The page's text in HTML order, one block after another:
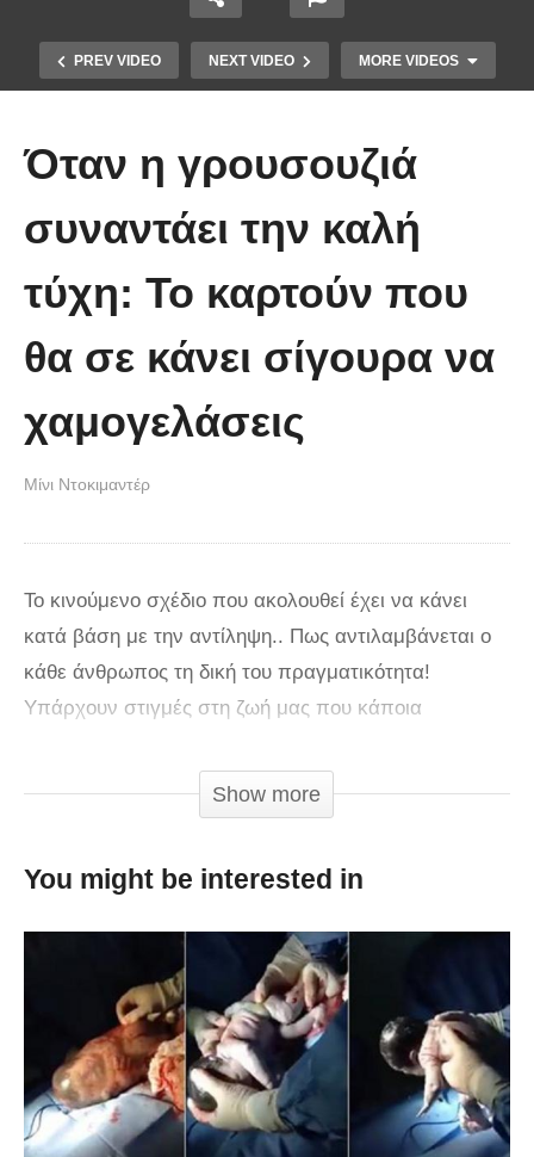
PREV VIDEO NEXT VIDEO MORE VIDEOS
Άκολη: Η ελληνική παραλία με τα
βάθος
Όταν η γρουσουζιά
συναντάει την καλή
τύχη: Το καρτούν που
θα σε κάνει σίγουρα να
χαμογελάσεις
Μίνι Ντοκιμαντέρ
Το κινούμενο σχέδιο που ακολουθεί έχει να κάνει
κατά βάση με την αντίληψη.. Πως αντιλαμβάνεται ο
κάθε άνθρωπος τη δική του πραγματικότητα!
Υπάρχουν στιγμές στη ζωή μας που κάποια
που θα τύχει να γνωρίσουμε να μας κάνει να
αλλάξουμε την οπτική γωνία που βλέπουμε τη ζωή.
Το ίδιο συμβαίνει με τους ήρωες της ιστορίας που
αρέσει κάτι στη ζωή σου, άλλαξε τις σκέψεις σου και
θα αλλάξει όλη σου η ζωή! Τα πάντα από εκεί
ξεκινάνε..
Show more
You might be interested in